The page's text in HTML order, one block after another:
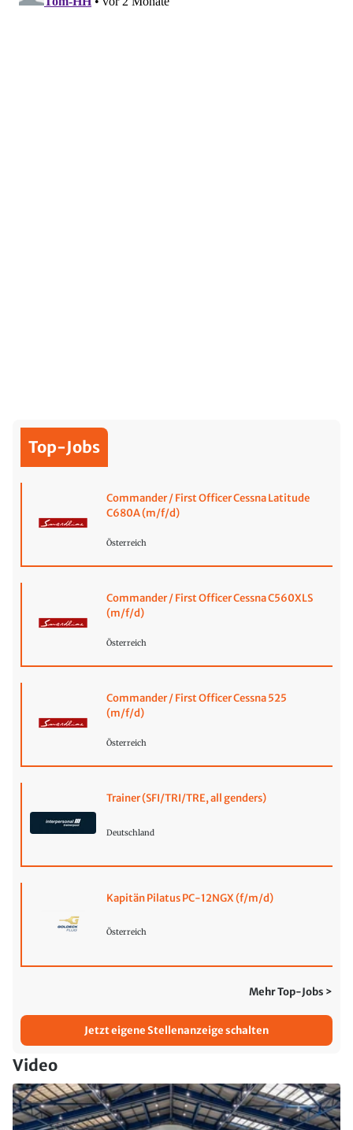
Top-Jobs
Commander / First Officer Cessna Latitude
C680A (m/f/d)
Österreich
Commander / First Officer Cessna C560XLS
(m/f/d)
Österreich
Commander / First Officer Cessna 525
(m/f/d)
Österreich
Trainer (SFI/TRI/TRE, all genders)
Deutschland
Kapitän Pilatus PC-12NGX (f/m/d)
Österreich
Mehr Top-Jobs >
Jetzt eigene Stellenanzeige schalten
Video